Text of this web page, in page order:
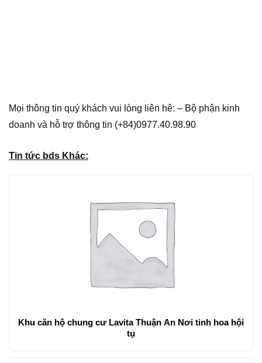
Mọi thông tin quý khách vui lòng liên hê: – Bộ phận kinh
doanh và hỗ trợ thông tin (+84)0977.40.98.90
Tin tức bds Khác:
Khu căn hộ chung cư Lavita Thuận An Nơi tinh hoa hội
tụ